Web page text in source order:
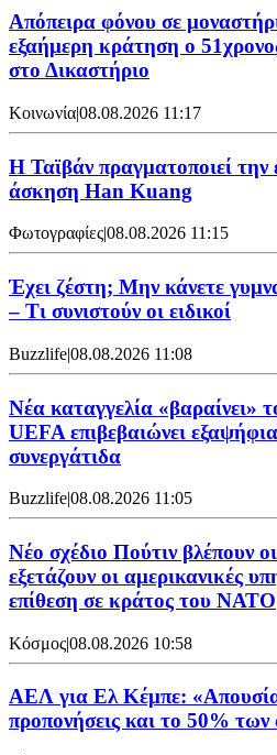
Απόπειρα φόνου σε
εξαήμερη κράτηση ο
στο Δικαστήριο
Κοινωνία|08.08.2026 11:17
Η Ταϊβάν πραγματοποιεί την
άσκηση Han Kuang
Φωτογραφίες|08.08.2026 11:15
Έχει ζέστη; Μην κάνετε
– Τι συνιστούν οι ειδικοί
Buzzlife|08.08.2026 11:08
Νέα καταγγελία «βαραίνει»
UEFA επιβεβαιώνει
συνεργάτιδα
Buzzlife|08.08.2026 11:05
Νέο σχέδιο Πούτιν βλέπουν
εξετάζουν οι αμερικανικές
επίθεση σε κράτος του ΝΑΤΟ
Κόσμος|08.08.2026 10:58
ΑΕΛ για Ελ Κέμπε:
προπονήσεις και το 50%